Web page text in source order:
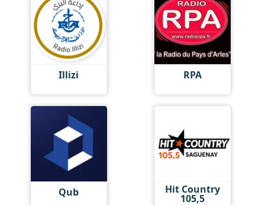
Illizi RPA
Qub Hit Country
105,5